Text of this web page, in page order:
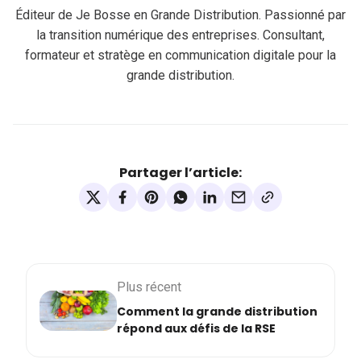
Éditeur de Je Bosse en Grande Distribution. Passionné par
la transition numérique des entreprises. Consultant,
formateur et stratège en communication digitale pour la
grande distribution.
Partager l’article:
Plus récent
Comment la grande distribution
répond aux défis de la RSE